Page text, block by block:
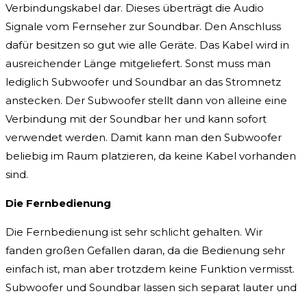
Verbindungskabel dar. Dieses überträgt die Audio
Signale vom Fernseher zur Soundbar. Den Anschluss
dafür besitzen so gut wie alle Geräte. Das Kabel wird in
ausreichender Länge mitgeliefert. Sonst muss man
lediglich Subwoofer und Soundbar an das Stromnetz
anstecken. Der Subwoofer stellt dann von alleine eine
Verbindung mit der Soundbar her und kann sofort
verwendet werden. Damit kann man den Subwoofer
beliebig im Raum platzieren, da keine Kabel vorhanden
sind.
Die Fernbedienung
Die Fernbedienung ist sehr schlicht gehalten. Wir
fanden großen Gefallen daran, da die Bedienung sehr
einfach ist, man aber trotzdem keine Funktion vermisst.
Subwoofer und Soundbar lassen sich separat lauter und